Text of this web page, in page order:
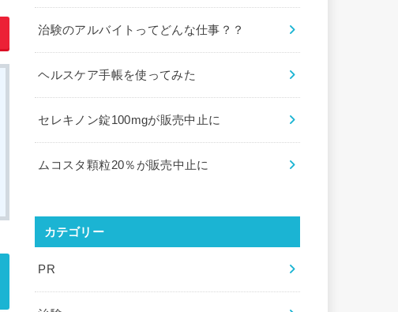
治験のアルバイトってどんな仕事？？
ヘルスケア手帳を使ってみた
セレキノン錠100mgが販売中止に
ムコスタ顆粒20％が販売中止に
カテゴリー
PR